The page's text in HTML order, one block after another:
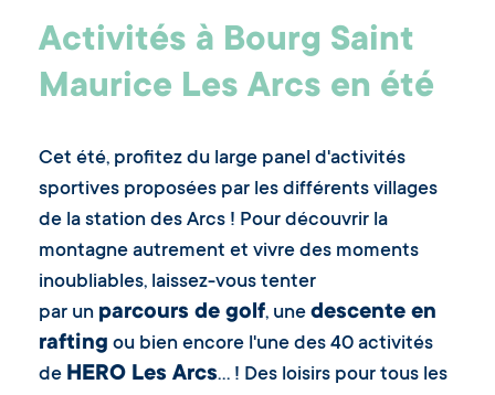
Activités à Bourg Saint
Maurice Les Arcs en été
Cet été, profitez du large panel d'activités
sportives proposées par les différents villages
de la station des Arcs ! Pour découvrir la
montagne autrement et vivre des moments
inoubliables, laissez-vous tenter
par un parcours de golf, une descente en
rafting ou bien encore l'une des 40 activités
de HERO Les Arcs… ! Des loisirs pour tous les